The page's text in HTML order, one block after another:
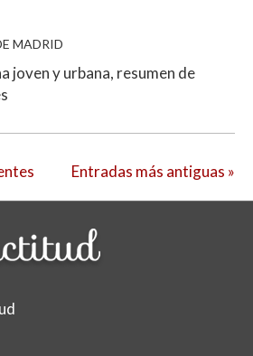
MADRID
joven y urbana, resumen de
Entradas más antiguas »